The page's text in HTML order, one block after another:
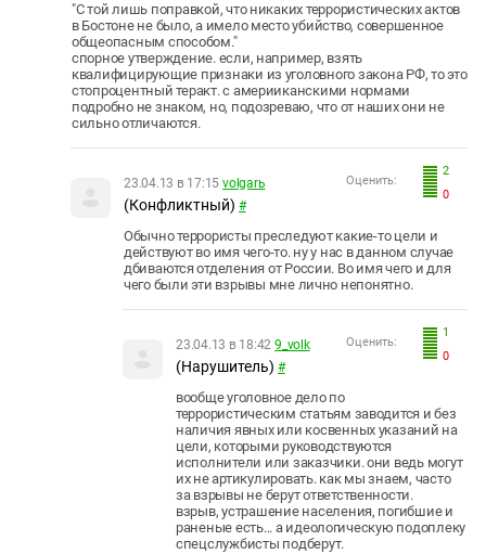
"С той лишь поправкой, что никаких террористических актов
в Бостоне не было, а имело место убийство, совершенное
общеопасным способом."
спорное утверждение. если, например, взять
квалифицирующие признаки из уголовного закона РФ, то это
стопроцентный теракт. с америиканскими нормами
подробно не знаком, но, подозреваю, что от наших они не
сильно отличаются.
2
0
Оценить:
23.04.13 в 17:15 volgarь
(Конфликтный) #
Обычно террористы преследуют какие-то цели и
действуют во имя чего-то. ну у нас в данном случае
дбиваются отделения от России. Во имя чего и для
чего были эти взрывы мне лично непонятно.
1
0
Оценить:
23.04.13 в 18:42 9_volk
(Нарушитель) #
вообще уголовное дело по
террористическим статьям заводится и без
наличия явных или косвенных указаний на
цели, которыми руководствуются
исполнители или заказчики. они ведь могут
их не артикулировать. как мы знаем, часто
за взрывы не берут ответственности.
взрыв, устрашение населения, погибшие и
раненые есть... а идеологическую подоплеку
спецслужбисты подберут.